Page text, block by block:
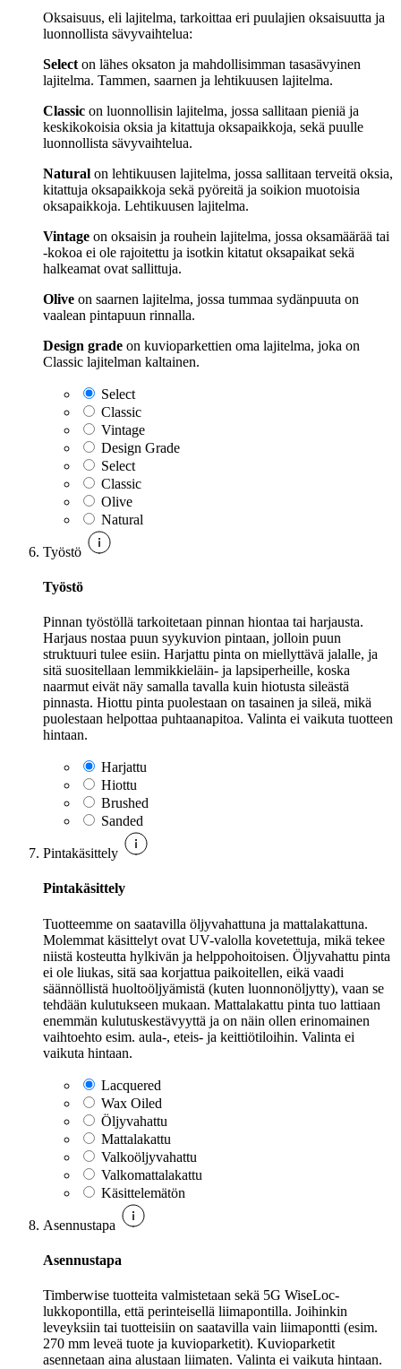
Oksaisuus, eli lajitelma, tarkoittaa eri puulajien oksaisuutta ja
luonnollista sävyvaihtelua:
Select on lähes oksaton ja mahdollisimman tasasävyinen
lajitelma. Tammen, saarnen ja lehtikuusen lajitelma.
Classic on luonnollisin lajitelma, jossa sallitaan pieniä ja
keskikokoisia oksia ja kitattuja oksapaikkoja, sekä puulle
luonnollista sävyvaihtelua.
Natural on lehtikuusen lajitelma, jossa sallitaan terveitä oksia,
kitattuja oksapaikkoja sekä pyöreitä ja soikion muotoisia
oksapaikkoja. Lehtikuusen lajitelma.
Vintage on oksaisin ja rouhein lajitelma, jossa oksamäärää tai
-kokoa ei ole rajoitettu ja isotkin kitatut oksapaikat sekä
halkeamat ovat sallittuja.
Olive on saarnen lajitelma, jossa tummaa sydänpuuta on
vaalean pintapuun rinnalla.
Design grade on kuvioparkettien oma lajitelma, joka on
Classic lajitelman kaltainen.
Select
Classic
Vintage
Design Grade
Select
Classic
Olive
Natural
Työstö
Työstö
Pinnan työstöllä tarkoitetaan pinnan hiontaa tai harjausta.
Harjaus nostaa puun syykuvion pintaan, jolloin puun
struktuuri tulee esiin. Harjattu pinta on miellyttävä jalalle, ja
sitä suositellaan lemmikkieläin- ja lapsiperheille, koska
naarmut eivät näy samalla tavalla kuin hiotusta sileästä
pinnasta. Hiottu pinta puolestaan on tasainen ja sileä, mikä
puolestaan helpottaa puhtaanapitoa. Valinta ei vaikuta tuotteen
hintaan.
Harjattu
Hiottu
Brushed
Sanded
Pintakäsittely
Pintakäsittely
Tuotteemme on saatavilla öljyvahattuna ja mattalakattuna.
Molemmat käsittelyt ovat UV-valolla kovetettuja, mikä tekee
niistä kosteutta hylkivän ja helppohoitoisen. Öljyvahattu pinta
ei ole liukas, sitä saa korjattua paikoitellen, eikä vaadi
säännöllistä huoltoöljyämistä (kuten luonnonöljytty), vaan se
tehdään kulutukseen mukaan. Mattalakattu pinta tuo lattiaan
enemmän kulutuskestävyyttä ja on näin ollen erinomainen
vaihtoehto esim. aula-, eteis- ja keittiötiloihin. Valinta ei
vaikuta hintaan.
Lacquered
Wax Oiled
Öljyvahattu
Mattalakattu
Valkoöljyvahattu
Valkomattalakattu
Käsittelemätön
Asennustapa
Asennustapa
Timberwise tuotteita valmistetaan sekä 5G WiseLoc-
lukkopontilla, että perinteisellä liimapontilla. Joihinkin
leveyksiin tai tuotteisiin on saatavilla vain liimapontti (esim.
270 mm leveä tuote ja kuvioparketit). Kuvioparketit
asennetaan aina alustaan liimaten. Valinta ei vaikuta hintaan.